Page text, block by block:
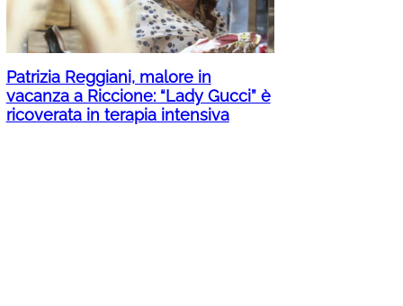
Patrizia Reggiani, malore in
vacanza a Riccione: “Lady Gucci” è
ricoverata in terapia intensiva